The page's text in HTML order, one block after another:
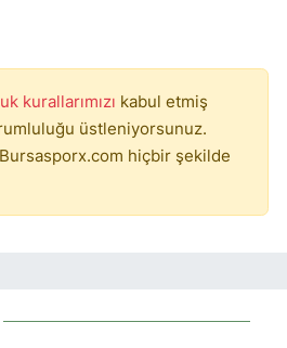
kurallarımızı kabul etmiş
üstleniyorsunuz.
hiçbir şekilde